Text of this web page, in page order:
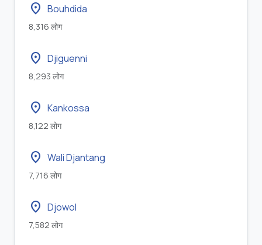
location_on Bouhdida
8,316 लोग
location_on Djiguenni
8,293 लोग
location_on Kankossa
8,122 लोग
location_on Wali Djantang
7,716 लोग
location_on Djowol
7,582 लोग